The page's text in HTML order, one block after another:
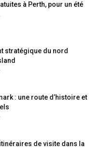
à Perth, pour un été
stratégique du nord
: une route d’histoire et
de visite dans la